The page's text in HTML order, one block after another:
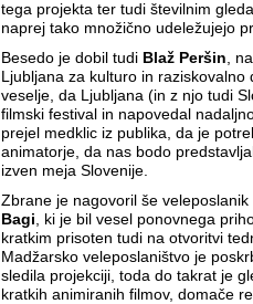
tega projekta ter tudi številnim
naprej tako množično udeležujejo
Besedo je dobil tudi Blaž Peršin,
Ljubljana za kulturo in raziskovalno
veselje, da Ljubljana (in z njo tudi
filmski festival in napovedal
prejel medklic iz publika, da je
animatorje, da nas bodo
izven meja Slovenije.
Zbrane je nagovoril še
Bagi, ki je bil vesel ponovnega
kratkim prisoten tudi na otvoritvi
Madžarsko veleposlaništvo je
sledila projekciji, toda do takrat je
kratkih animiranih filmov, domače